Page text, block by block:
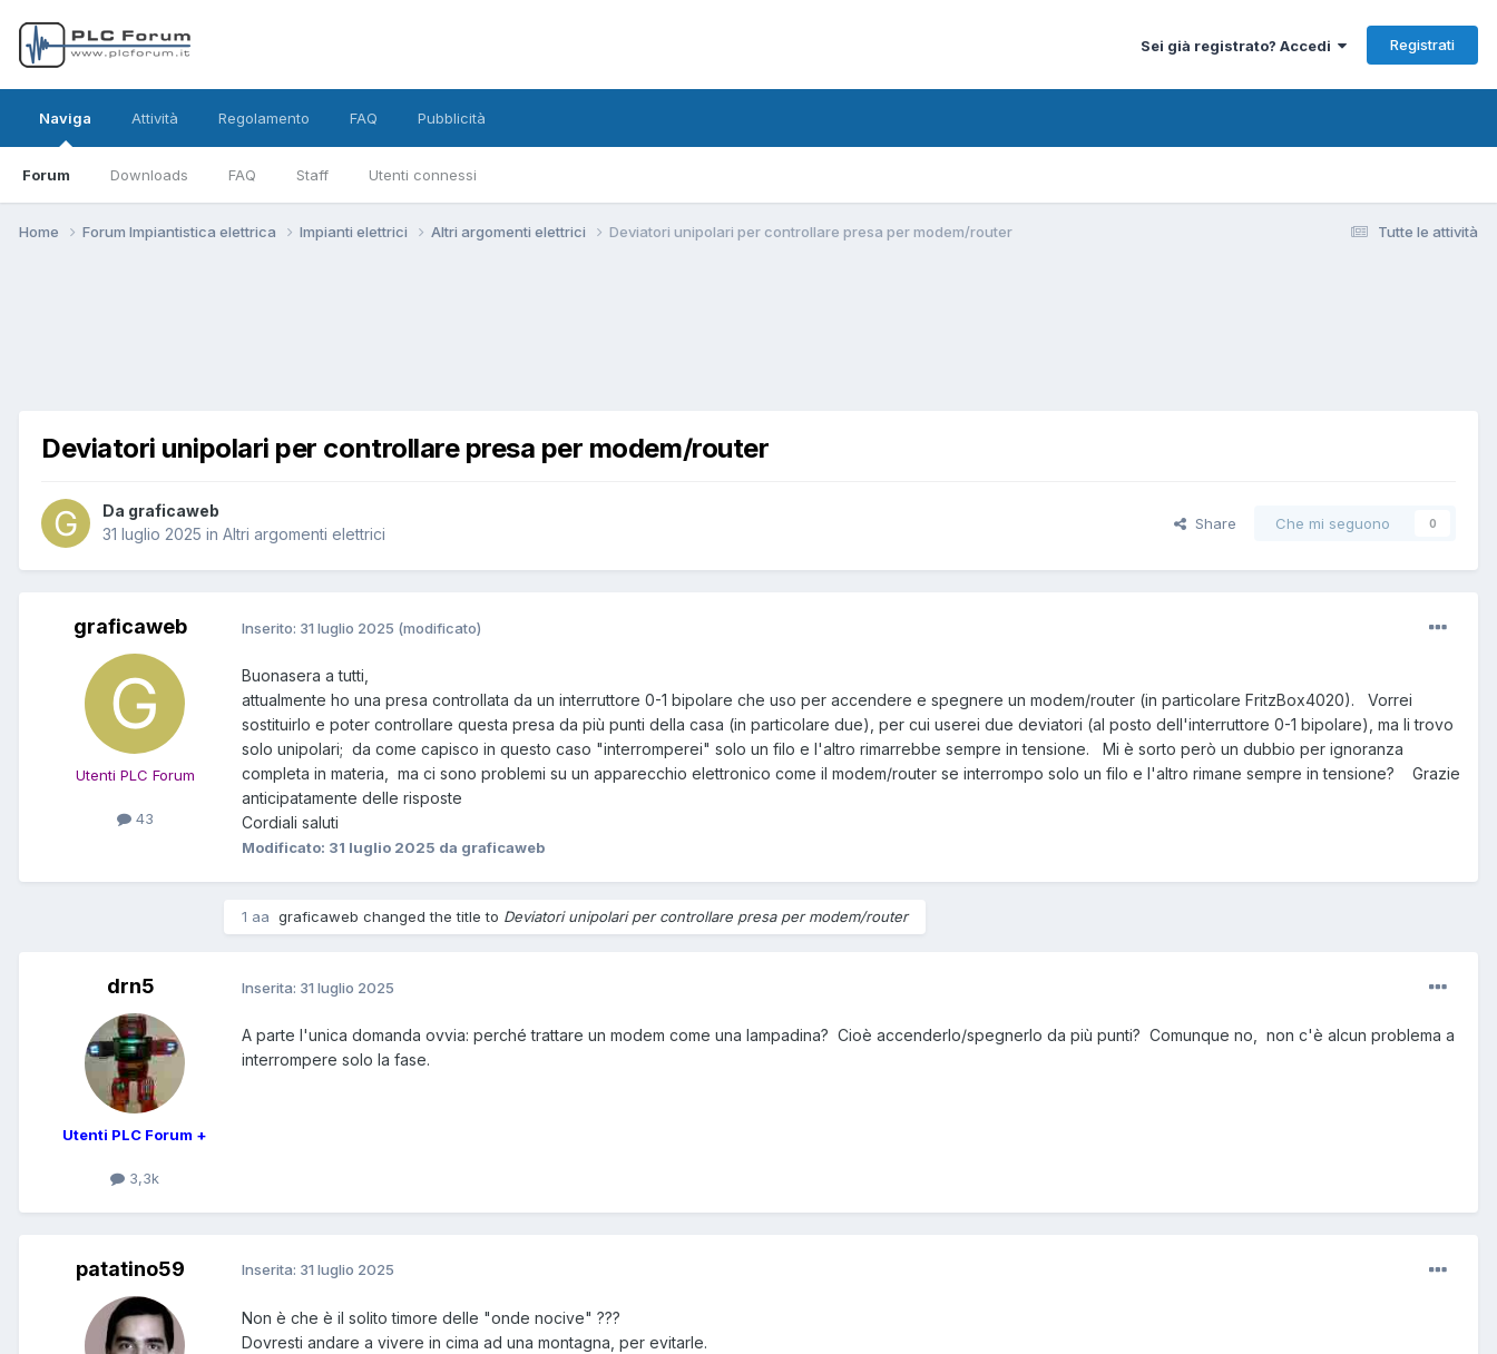
Sei già registrato? Accedi Registrati
Naviga
Forum Downloads FAQ Staff Utenti connessi
Attività Regolamento FAQ Pubblicità
Tutte le attività
Home Forum Impiantistica elettrica Impianti elettrici Altri argomenti elettrici Deviatori unipolari per controllare presa per modem/router
Deviatori unipolari per controllare presa per modem/router
Da graficaweb
31 luglio 2025 in Altri argomenti elettrici
Share Che mi seguono 0
graficaweb
Utenti PLC Forum
43
Inserito: 31 luglio 2025 (modificato)
Buonasera a tutti,
attualmente ho una presa controllata da un interruttore 0-1 bipolare che uso per accendere e spegnere un modem/router (in particolare FritzBox4020). Vorrei
sostituirlo e poter controllare questa presa da più punti della casa (in particolare due), per cui userei due deviatori (al posto dell'interruttore 0-1 bipolare), ma li trovo
solo unipolari; da come capisco in questo caso "interromperei" solo un filo e l'altro rimarrebbe sempre in tensione. Mi è sorto però un dubbio per ignoranza
completa in materia, ma ci sono problemi su un apparecchio elettronico come il modem/router se interrompo solo un filo e l'altro rimane sempre in tensione? Grazie
anticipatamente delle risposte
Cordiali saluti
Modificato: 31 luglio 2025 da graficaweb
1 aa graficaweb changed the title to Deviatori unipolari per controllare presa per modem/router
drn5
Utenti PLC Forum +
3,3k
Inserita: 31 luglio 2025
A parte l'unica domanda ovvia: perché trattare un modem come una lampadina? Cioè accenderlo/spegnerlo da più punti? Comunque no, non c'è alcun problema a
interrompere solo la fase.
patatino59 Inserita: 31 luglio 2025
Non è che è il solito timore delle "onde nocive" ???
Dovresti andare a vivere in cima ad una montagna, per evitarle.